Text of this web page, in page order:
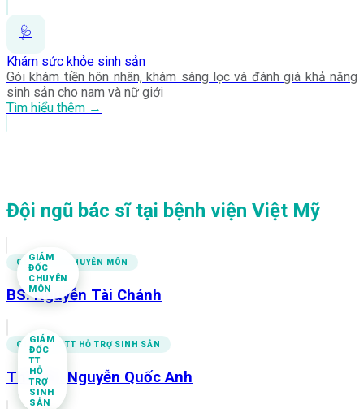
🩺
Khám sức khỏe sinh sản
Gói khám tiền hôn nhân, khám sàng lọc và đánh giá khả năng
sinh sản cho nam và nữ giới
Tìm hiểu thêm →
Đội ngũ bác sĩ tại bệnh viện Việt Mỹ
GIÁM
ĐỐC
CHUYÊN
MÔN
GIÁM ĐỐC CHUYÊN MÔN
BS. Nguyễn Tài Chánh
GIÁM
ĐỐC
TT
HỖ
TRỢ
SINH
SẢN
GIÁM ĐỐC TT HỖ TRỢ SINH SẢN
ThS.BS. Nguyễn Quốc Anh